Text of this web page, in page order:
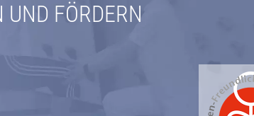
FÖRDERN